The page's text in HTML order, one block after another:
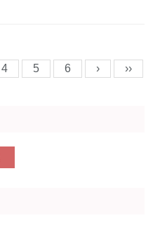
4 5 6 › ››